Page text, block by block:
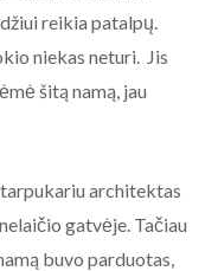
reikia patalpų.
niekas neturi. Jis
šitą namą, jau
architektas
gatvėje. Tačiau
buvo parduotas,